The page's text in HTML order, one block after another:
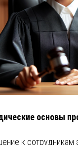
основы
к сотрудникам